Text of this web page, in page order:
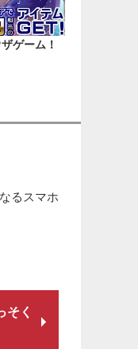
ゲーム！
るスマホ
そく